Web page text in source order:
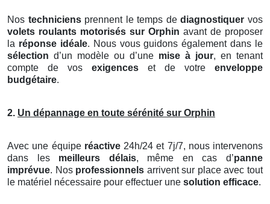
Nos techniciensprennent le temps dediagnostiquer vos
volets roulants motorisés sur Orphin avant de proposer
la réponse idéale. Nous vous guidons également dans le
sélection d’un modèle ou d’une mise à jour, en tenant
compte de vos exigences et de votre enveloppe
budgétaire.
2. Un dépannage en toute sérénité sur Orphin
Avec une équipe réactive24h/24 et 7j/7, nous intervenons
dans les meilleurs délais, même en cas d’panne
imprévue. Nos professionnels arrivent sur place avec tout
le matériel nécessaire pour effectuer une solution efficace.